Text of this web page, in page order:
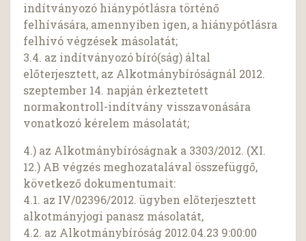
indítványozó hiánypótlásra történő
felhívására, amennyiben igen, a hiánypótlásra
felhívó végzések másolatát;
3.4. az indítványozó bíró(ság) által
előterjesztett, az Alkotmánybíróságnál 2012.
szeptember 14. napján érkeztetett
normakontroll-indítvány visszavonására
vonatkozó kérelem másolatát;
4.) az Alkotmánybíróságnak a 3303/2012. (XI.
12.) AB végzés meghozatalával összefüggő,
következő dokumentumait:
4.1. az IV/02396/2012. ügyben előterjesztett
alkotmányjogi panasz másolatát,
4.2. az Alkotmánybíróság 2012.04.23 9:00:00